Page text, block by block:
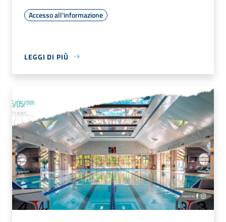
Accesso all'informazione
LEGGI DI PIÙ